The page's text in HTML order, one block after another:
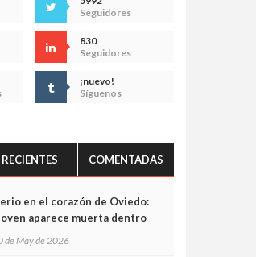
Seguidores
830
Seguidores
¡nuevo!
Síguenos
RECIENTES COMENTADAS
en el corazón de Oviedo:
aparece muerta dentro
captan sus últimos
de May de 2026